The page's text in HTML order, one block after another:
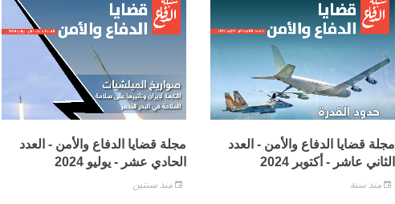
مجلة قضايا الدفاع والأمن - العدد
الثاني عاشر - أكتوبر 2024
منذ سنة
مجلة قضايا الدفاع والأمن - العدد
الحادي عشر - يوليو 2024
منذ سنتين